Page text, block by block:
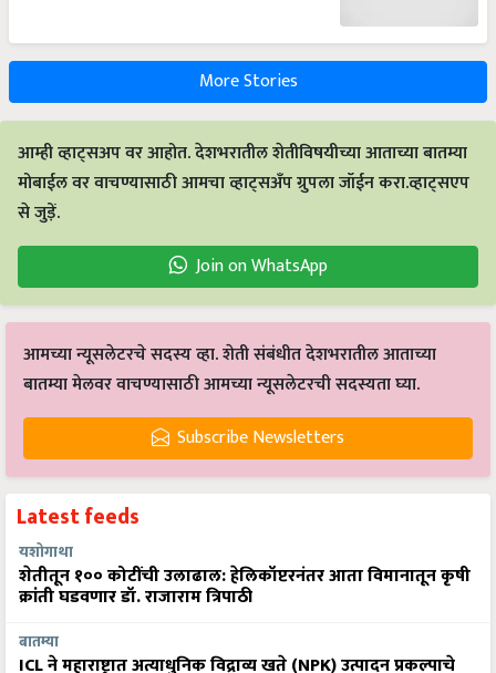
More Stories
आम्ही व्हाट्सअप वर आहोत. देशभरातील शेतीविषयीच्या आताच्या बातम्या
मोबाईल वर वाचण्यासाठी आमचा व्हाट्सअँप ग्रुपला जॉईन करा.व्हाट्सएप
से जुड़ें.
Join on WhatsApp
आमच्या न्यूसलेटरचे सदस्य व्हा. शेती संबंधीत देशभरातील आताच्या
बातम्या मेलवर वाचण्यासाठी आमच्या न्यूसलेटरची सदस्यता घ्या.
Subscribe Newsletters
Latest feeds
यशोगाथा
शेतीतून १०० कोटींची उलाढाल: हेलिकॉप्टरनंतर आता विमानातून कृषी
क्रांती घडवणार डॉ. राजाराम त्रिपाठी
बातम्या
ICL ने महाराष्ट्रात अत्याधुनिक विद्राव्य खते (NPK) उत्पादन प्रकल्पाचे